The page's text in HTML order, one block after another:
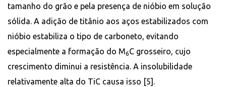
tamanho do grão e pela presença de nióbio em solução
sólida. A adição de titânio aos aços estabilizados com
nióbio estabiliza o tipo de carboneto, evitando
especialmente a formação do M6C grosseiro, cujo
crescimento diminui a resistência. A insolubilidade
relativamente alta do TiC causa isso [5].